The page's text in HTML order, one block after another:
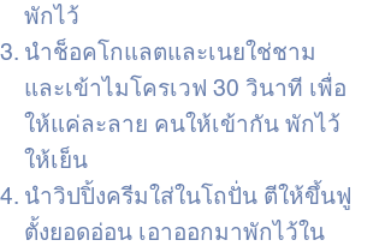
พักไว้
นำช็อคโกแลตและเนยใช่ชาม
และเข้าไมโครเวฟ 30 วินาที เพื่อ
ให้แค่ละลาย คนให้เข้ากัน พักไว้
ให้เย็น
นำวิปปิ้งครีมใส่ในโถปั่น ตีให้ขึ้นฟู
ตั้งยอดอ่อน เอาออกมาพักไว้ใน